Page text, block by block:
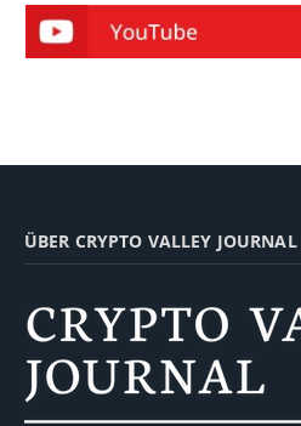
ÜBER CRYPTO VALLEY JOURNAL